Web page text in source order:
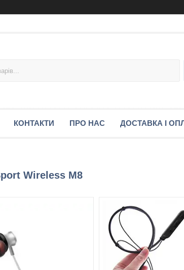
КОНТАКТИ ПРО НАС ДОСТАВКА І
Wireless M8